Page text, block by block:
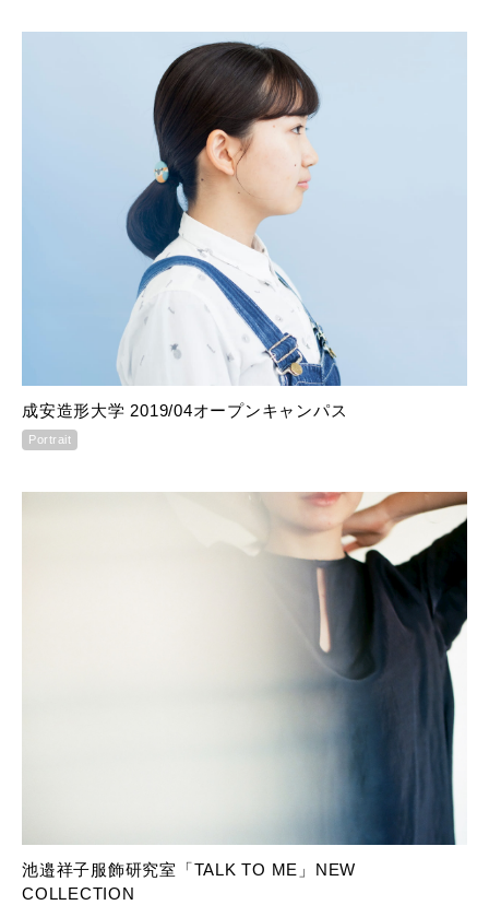
成安造形大学 2019/04オープンキャンパス
Portrait
池邉祥子服飾研究室「TALK TO ME」NEW
COLLECTION